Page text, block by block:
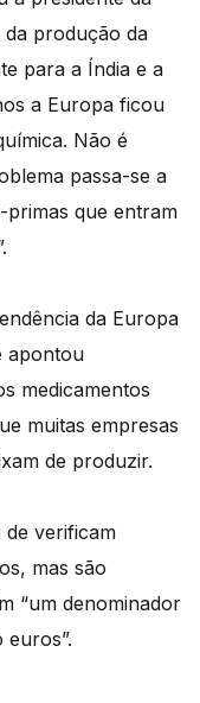
da produção da
para a Índia e a
a Europa ficou
Não é
passa-se a
primas que entram
da Europa
apontou
medicamentos
muitas empresas
de produzir.
de verificam
mas são
“um denominador